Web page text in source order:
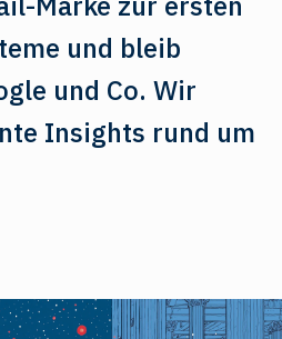
und bleib
und Co. Wir
Insights rund um